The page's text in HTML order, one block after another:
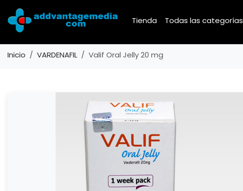
Tienda Todas las categorías
Inicio VARDENAFIL Valif Oral Jelly 20 mg